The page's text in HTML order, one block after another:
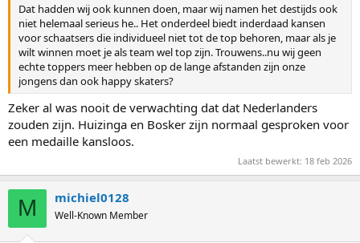
Dat hadden wij ook kunnen doen, maar wij namen het destijds ook
niet helemaal serieus he.. Het onderdeel biedt inderdaad kansen
voor schaatsers die individueel niet tot de top behoren, maar als je
wilt winnen moet je als team wel top zijn. Trouwens..nu wij geen
echte toppers meer hebben op de lange afstanden zijn onze
jongens dan ook happy skaters?
Zeker al was nooit de verwachting dat dat Nederlanders
zouden zijn. Huizinga en Bosker zijn normaal gesproken voor
een medaille kansloos.
Laatst bewerkt: 18 feb 2026
M michiel0128
Well-Known Member